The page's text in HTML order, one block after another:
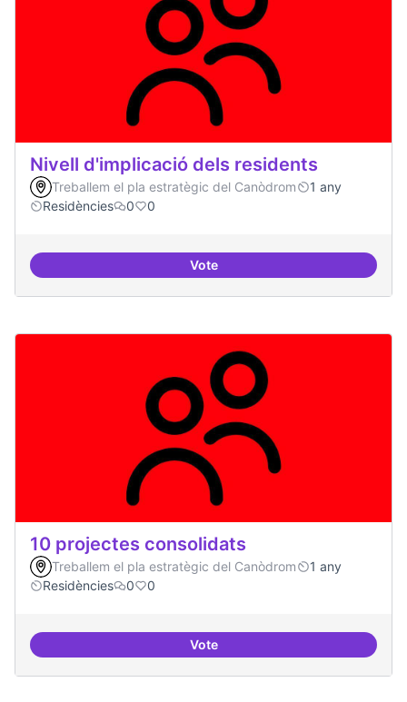
Nivell d'implicació dels residents
Treballem el pla estratègic del Canòdrom
1 any
Residències
0 0
VoteNivell d'implicació dels residents
10 projectes consolidats
Treballem el pla estratègic del Canòdrom
1 any
Residències
0 0
Vote10 projectes consolidats